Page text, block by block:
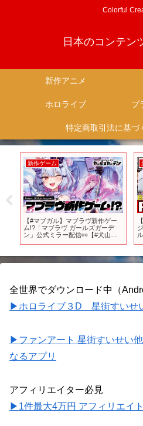
Colorful
日本のコンテン
新作アニメ
ホロライブ
新作ゲーム
【#マブガル】マブラヴ新作ゲー
ム!?「マブラヴ ガールズガーデ
ン」公式ミラー配信👀【#犬山た
全世界でダウンロード中（
▶ホロライブ３D 星街すいせ
▶ファンアート 星街すいせい
なるアプリ
アフィリエイター必見
▶1件最大4万円 アフィリエイ